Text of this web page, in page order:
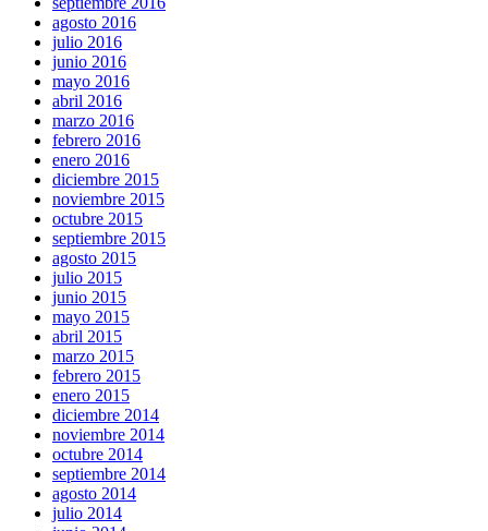
agosto 2016
julio 2016
junio 2016
mayo 2016
abril 2016
marzo 2016
febrero 2016
enero 2016
diciembre 2015
noviembre 2015
octubre 2015
septiembre 2015
agosto 2015
julio 2015
junio 2015
mayo 2015
abril 2015
marzo 2015
febrero 2015
enero 2015
diciembre 2014
noviembre 2014
octubre 2014
septiembre 2014
agosto 2014
julio 2014